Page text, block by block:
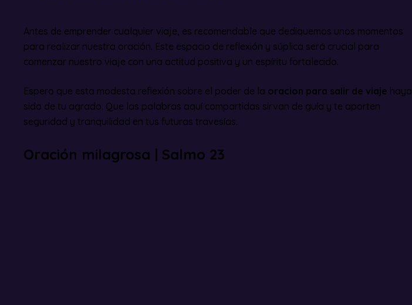
Antes de emprender cualquier viaje, es recomendable que dediquemos unos momentos
para realizar nuestra oración. Este espacio de reflexión y súplica será crucial para
comenzar nuestro viaje con una actitud positiva y un espíritu fortalecido.
Espero que esta modesta reflexión sobre el poder de la oracion para salir de viaje haya
sido de tu agrado. Que las palabras aquí compartidas sirvan de guía y te aporten
seguridad y tranquilidad en tus futuras travesías.
Oración milagrosa | Salmo 23